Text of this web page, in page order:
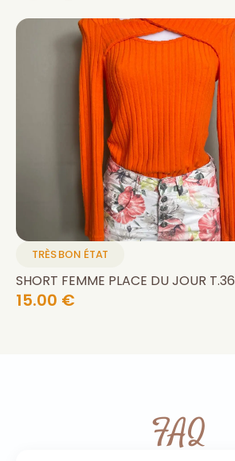
TRÈS BON ÉTAT
SHORT FEMME PLACE DU JOUR T.36
15.00 €
FAQ